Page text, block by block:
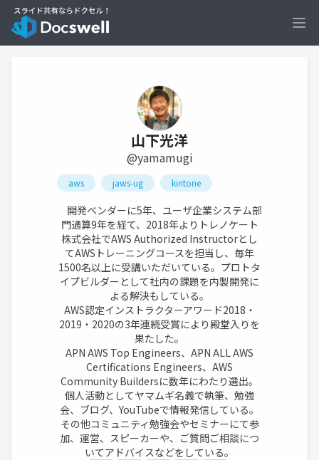
山下光洋
@yamamugi
aws jaws-ug kintone
開発ベンダーに5年、ユーザ企業システム部
門通算9年を経て、2018年よりトレノケート
株式会社でAWS Authorized Instructorとし
てAWSトレーニングコースを担当し、毎年
1500名以上に受講いただいている。プロトタ
イプビルダーとして社内の課題を内製開発に
よる解決もしている。
AWS認定インストラクターアワード2018・
2019・2020の3年連続受賞により殿堂入りを
果たした。
APN AWS Top Engineers、APN ALL AWS
Certifications Engineers、AWS
Community Buildersに数年にわたり選出。
個人活動としてヤマムギ名義で執筆、勉強
会、ブログ、YouTubeで情報発信している。
その他コミュニティ勉強会やセミナーにて参
加、運営、スピーカーや、ご質問ご相談につ
いてアドバイスなどをしている。